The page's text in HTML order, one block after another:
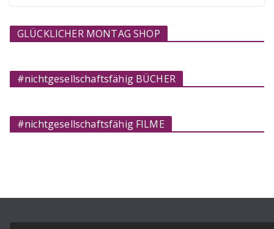
GLÜCKLICHER MONTAG SHOP
#nichtgesellschaftsfähig BÜCHER
#nichtgesellschaftsfähig FILME